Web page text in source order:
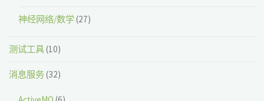
神经网络/数学(27)
测试工具(10)
消息服务(32)